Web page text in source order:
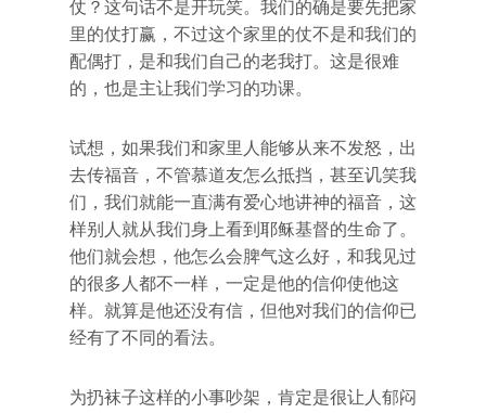
仗？这句话不是开玩笑。我们的确是要先把家
里的仗打赢，不过这个家里的仗不是和我们的
配偶打，是和我们自己的老我打。这是很难
的，也是主让我们学习的功课。
试想，如果我们和家里人能够从来不发怒，出
去传福音，不管慕道友怎么抵挡，甚至讥笑我
们，我们就能一直满有爱心地讲神的福音，这
样别人就从我们身上看到耶稣基督的生命了。
他们就会想，他怎么会脾气这么好，和我见过
的很多人都不一样，一定是他的信仰使他这
样。就算是他还没有信，但他对我们的信仰已
经有了不同的看法。
为扔袜子这样的小事吵架，肯定是很让人郁闷